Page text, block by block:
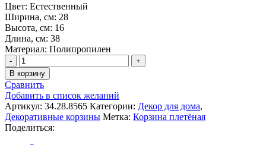
Цвет: Естественный
Ширина, см: 28
Высота, см: 16
Длина, см: 38
Материал: Полипропилен
Количество
товара
Корзина
плетёная
Lofsen
38х28х16
арт.34.28.8565
В корзину
Сравнить
Добавить в список желаний
Артикул: 34.28.8565 Категории: Декор для дома,
Декоративные корзины Метка: Корзина плетёная
Поделиться: